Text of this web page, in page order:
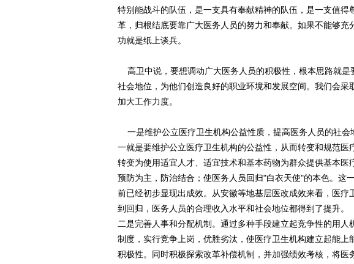
特别能战斗的队伍，是一支具有奉献精神的队伍，是一支值得
革，归根结底要靠广大医务人员的努力和奉献。如果不能够
功就是纸上谈兵。
高卫中说，要想调动广大医务人员的积极性，根本思路就是
社会地位，为他们创造良好的职业环境和发展空间。我们会
加大工作力度。
一是维护公立医疗卫生机构公益性质，提高医务人员的社会
一就是要维护公立医疗卫生机构的公益性，从而转变和规范医
转变为使用适宜人才、适宜技术和基本药物为群众提供基本
预防为主，防治结合；使医务人员回归"白衣天使"的本色。这
前已经初步显现出成效。从安徽等地基层医改成效来看，医
到回归，医务人员的合理收入水平和社会地位都得到了提升。
二是完善人事和分配机制。通过多种手段建立起竞争性的用
制度，实行竞争上岗，优胜劣汰，使医疗卫生机构建立起能上
积极性。同时积极探索改革补偿机制，并加强绩效考核，将医